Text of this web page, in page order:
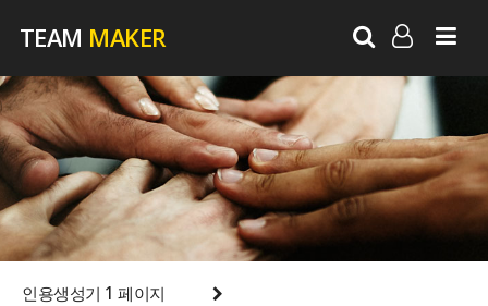
TEAM MAKER
LOG IN
SIGN UP
인용생성기 1 페이지